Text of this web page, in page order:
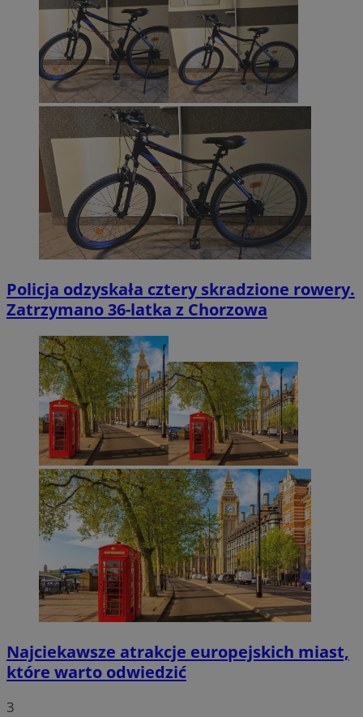
Policja odzyskała cztery skradzione rowery.
Zatrzymano 36-latka z Chorzowa
Najciekawsze atrakcje europejskich miast,
które warto odwiedzić
3